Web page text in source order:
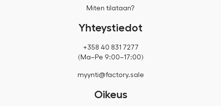
Miten tilataan?
Yhteystiedot
+358 40 831 7277
(Ma–Pe 9:00–17:00)
myynti@factory.sale
Oikeus